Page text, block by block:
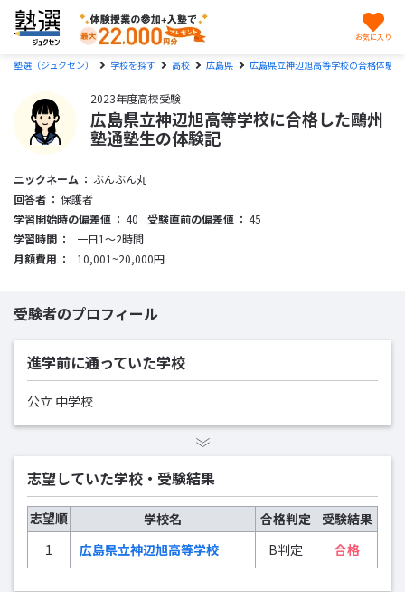
塾選（ジュクセン） 学校を探す 高校 広島県 広島県立神辺旭高等学校の合格体験記
2023年度高校受験
広島県立神辺旭高等学校に合格した鷗州
塾通塾生の体験記
ニックネーム
ぶんぶん丸
回答者
保護者
学習開始時の偏差値
40 受験直前の偏差値
45
学習時間
一日1〜2時間
月額費用
10,001~20,000円
受験者のプロフィール
進学前に通っていた学校
公立 中学校
志望していた学校・受験結果
志望順 学校名 合格判定
受験結果
1
広島県立神辺旭高等学校 B判定 合格
お気に入り